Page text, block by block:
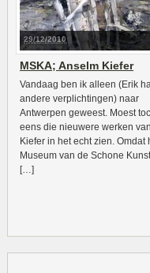
29/12/2010
MSKA; Anselm Kiefer
Vandaag ben ik alleen (Erik
andere verplichtingen) naar
Antwerpen geweest. Moest
eens die nieuwere werken van
Kiefer in het echt zien. Omdat
Museum van de Schone
[…]